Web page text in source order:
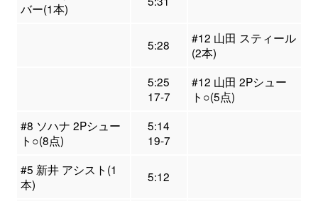
バー(1本)
5:28
#12 山田 スティール
(2本)
5:25
17-7
#12 山田 2Pシュー
ト○(5点)
#8 ソハナ 2Pシュー
ト○(8点)
5:14
19-7
#5 新井 アシスト(1
本)
5:12